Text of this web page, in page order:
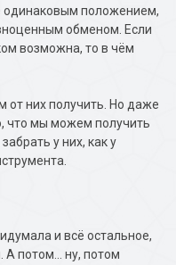
одинаковым положением,
обменом. Если
возможна, то в чём
них получить. Но даже
что мы можем получить
у них, как у
и всё остальное,
А потом… ну, потом